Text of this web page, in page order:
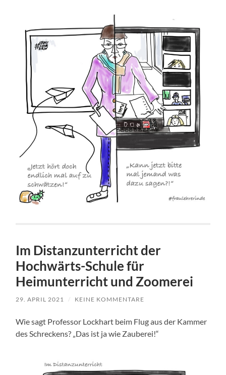
Im Distanzunterricht der
Hochwärts-Schule für
Heimunterricht und Zoomerei
29. APRIL 2021 / KEINE KOMMENTARE
Wie sagt Professor Lockhart beim Flug aus der Kammer
des Schreckens? „Das ist ja wie Zauberei!“